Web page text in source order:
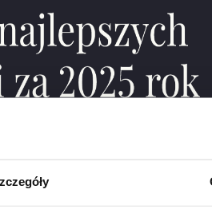
Heweliusz i Kepler
Osiedla Jar Heweliusza
ulicach wielkich
przełomie XVI i XVII w.
obserwacje Księżyca i